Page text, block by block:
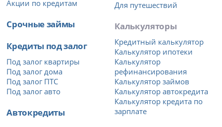
Акции по кредитам
Срочные займы
Кредиты под залог
Под залог квартиры
Под залог дома
Под залог ПТС
Под залог авто
Автокредиты
Для путешествий
Калькуляторы
Кредитный калькулятор
Калькулятор ипотеки
Калькулятор
рефинансирования
Калькулятор займов
Калькулятор автокредита
Калькулятор кредита по
зарплате